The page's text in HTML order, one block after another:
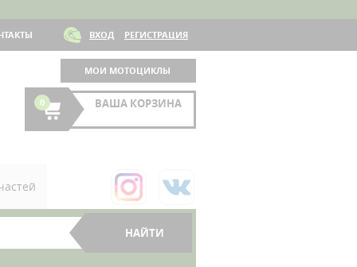
ВХОД РЕГИСТРАЦИЯ
МОИ МОТОЦИКЛЫ
0 ВАША КОРЗИНА